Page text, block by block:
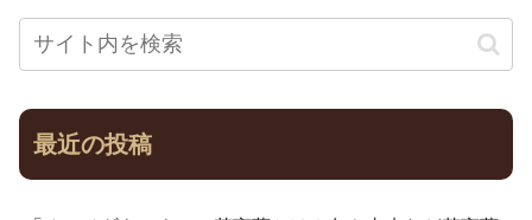
最近の投稿